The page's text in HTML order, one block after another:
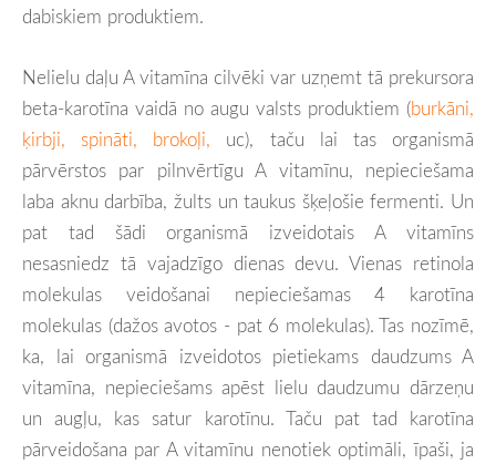
dabiskiem produktiem.
Nelielu daļu A vitamīna cilvēki var uzņemt tā prekursora
beta-karotīna vaidā no augu valsts produktiem (burkāni,
ķirbji, spināti, brokoļi, uc), taču lai tas organismā
pārvērstos par pilnvērtīgu A vitamīnu, nepieciešama
laba aknu darbība, žults un taukus šķeļošie fermenti. Un
pat tad šādi organismā izveidotais A vitamīns
nesasniedz tā vajadzīgo dienas devu. Vienas retinola
molekulas veidošanai nepieciešamas 4 karotīna
molekulas (dažos avotos - pat 6 molekulas). Tas nozīmē,
ka, lai organismā izveidotos pietiekams daudzums A
vitamīna, nepieciešams apēst lielu daudzumu dārzeņu
un augļu, kas satur karotīnu. Taču pat tad karotīna
pārveidošana par A vitamīnu nenotiek optimāli, īpaši, ja